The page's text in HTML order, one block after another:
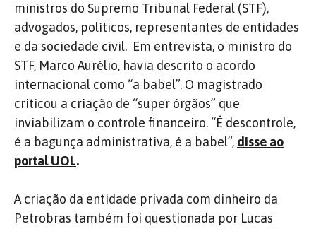
ministros do Supremo Tribunal Federal (STF),
advogados, políticos, representantes de entidades
e da sociedade civil. Em entrevista, o ministro do
STF, Marco Aurélio, havia descrito o acordo
internacional como “a babel”. O magistrado
criticou a criação de “super órgãos” que
inviabilizam o controle financeiro. “É descontrole,
é a bagunça administrativa, é a babel”, disse ao
portal UOL.
A criação da entidade privada com dinheiro da
Petrobras também foi questionada por Lucas